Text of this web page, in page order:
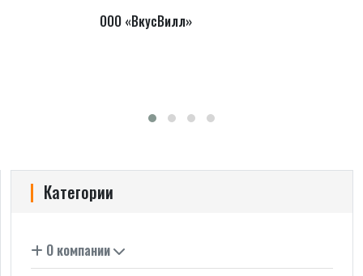
ООО «ВкусВилл»
Категории
О компании